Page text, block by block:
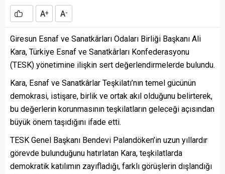
A+ A-
Giresun Esnaf ve Sanatkârları Odaları Birliği Başkanı Ali
Kara, Türkiye Esnaf ve Sanatkârları Konfederasyonu
(TESK) yönetimine ilişkin sert değerlendirmelerde bulundu.
Kara, Esnaf ve Sanatkârlar Teşkilatı’nın temel gücünün
demokrasi, istişare, birlik ve ortak akıl olduğunu belirterek,
bu değerlerin korunmasının teşkilatların geleceği açısından
büyük önem taşıdığını ifade etti.
TESK Genel Başkanı Bendevi Palandöken’in uzun yıllardır
görevde bulunduğunu hatırlatan Kara, teşkilatlarda
demokratik katılımın zayıfladığı, farklı görüşlerin dışlandığı